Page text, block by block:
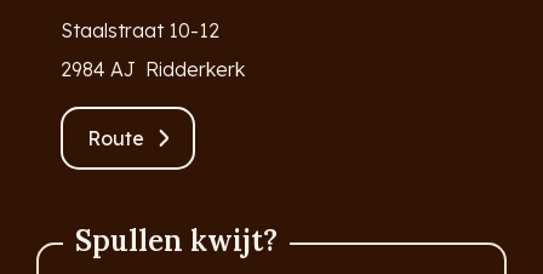
Staalstraat 10-12
2984 AJ Ridderkerk
Route
Spullen kwijt?